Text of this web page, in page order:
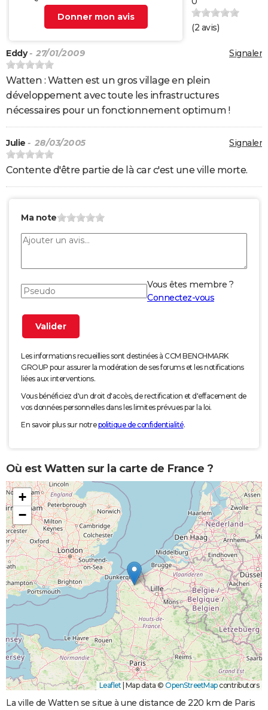
Donner mon avis
(2 avis)
Signaler
Eddy- 27/01/2009
Watten : Watten est un gros village en plein
développement avec toute les infrastructures
nécessaires pour un fonctionnement optimum !
Signaler
Julie - 28/03/2005
Contente d'être partie de là car c'est une ville morte.
Ma note
Vous êtes membre ?
Connectez-vous
Les informations recueillies sont destinées à CCM BENCHMARK
GROUP pour assurer la modération de ses forums et les notifications
liées aux interventions.
Vous bénéficiez d'un droit d'accès, de rectification et d'effacement de
vos données personnelles dans les limites prévues par la loi.
En savoir plus sur notrepolitique de confidentialité.
Où est Watten sur la carte de France ?
+
−
Leaflet Map data © OpenStreetMapcontributors
La ville de Watten se situe à une distance de 220 km de Paris